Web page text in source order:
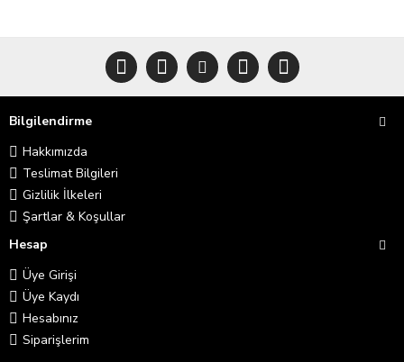
Bilgilendirme
Hakkımızda
Teslimat Bilgileri
Gizlilik İlkeleri
Şartlar & Koşullar
Hesap
Üye Girişi
Üye Kaydı
Hesabınız
Siparişlerim